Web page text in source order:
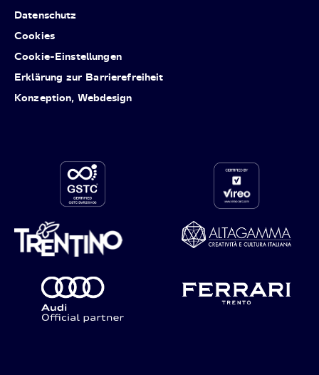
Datenschutz
Cookies
Cookie-Einstellungen
Erklärung zur Barrierefreiheit
Konzeption, Webdesign